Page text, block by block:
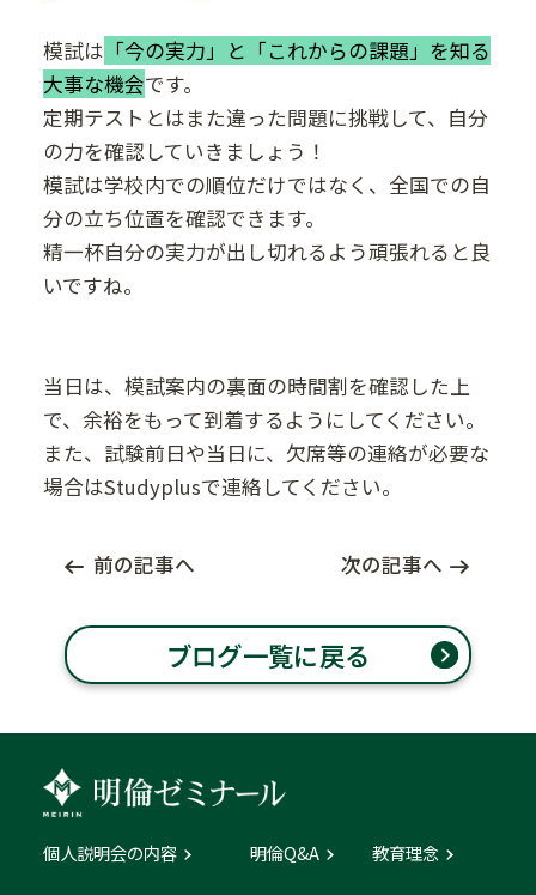
模試は 「今の実力」と「これからの課題」を知る
大事な機会です。
定期テストとはまた違った問題に挑戦して、自分
の力を確認していきましょう！
模試は学校内での順位だけではなく、全国での自
分の立ち位置を確認できます。
精一杯自分の実力が出し切れるよう頑張れると良
いですね。
当日は、模試案内の裏面の時間割を確認した上
で、余裕をもって到着するようにしてください。
また、試験前日や当日に、欠席等の連絡が必要な
場合はStudyplusで連絡してください。
前の記事へ 次の記事へ
ブログ一覧に戻る
個人説明会の内容 明倫Q&A 教育理念